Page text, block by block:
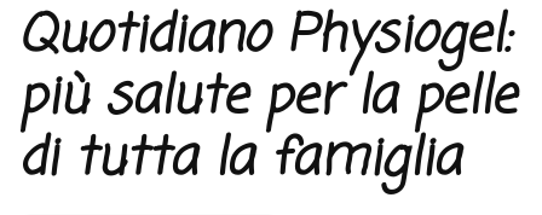
Quotidiano Physiogel:
più salute per la pelle
di tutta la famiglia